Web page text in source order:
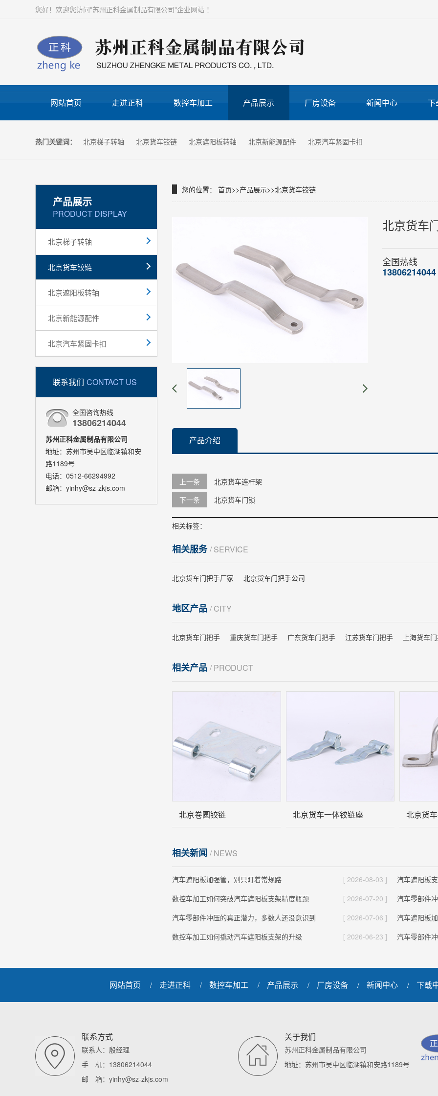
您好！欢迎您访问"苏州正科金属制品有限公司"企业网站 ！
网站首页 走进正科 数控车加工 产品展示 厂房设备 新闻中心 下
热门关键词： 北京梯子转轴 北京货车铰链 北京遮阳板转轴 北京新能源配件 北京汽车紧固卡扣
产品展示
PRODUCT DISPLAY
北京梯子转轴
北京货车铰链
北京遮阳板转轴
北京新能源配件
北京汽车紧固卡扣
联系我们 CONTACT US
全国咨询热线
13806214044
苏州正科金属制品有限公司
地址：苏州市吴中区临湖镇和安
路1189号
电话：0512-66294992
邮箱：yinhy@sz-zkjs.com
您的位置： 首页>>产品展示>>北京货车铰链
北京货车
全国热线
13806214044
产品介绍
上一条
北京货车连杆架
下一条
北京货车门锁
相关标签：
相关服务/ SERVICE
北京货车门把手厂家 北京货车门把手公司
地区产品 / CITY
北京货车门把手 重庆货车门把手 广东货车门把手 江苏货车门把手 上海货车
相关产品 / PRODUCT
北京卷圆铰链 北京货车一体铰链座 北京货
相关新闻 / NEWS
汽车遮阳板加强管，别只盯着常规路 [ 2026-08-03 ] 汽车遮阳板
数控车加工如何突破汽车遮阳板支架精度瓶颈
[ 2026-07-20 ] 汽车零部件
汽车零部件冲压的真正潜力，多数人还没意识到
[ 2026-07-06 ] 汽车遮阳板
数控车加工如何撬动汽车遮阳板支架的升级
[ 2026-06-23 ] 汽车零部件
网站首页 / 走进正科 / 数控车加工 / 产品展示 / 厂房设备 / 新闻中心 / 下载
联系方式
联系人：殷经理
手 机：13806214044
邮 箱：yinhy@sz-zkjs.com
关于我们
苏州正科金属制品有限公司
地址：苏州市吴中区临湖镇和安路1189号